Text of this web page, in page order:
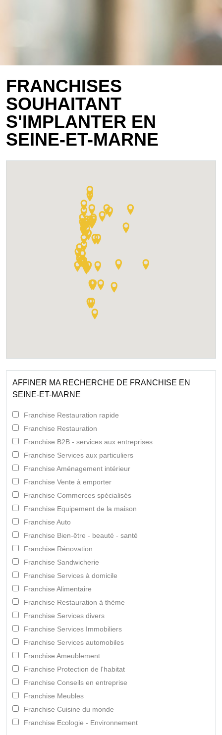
FRANCHISES
SOUHAITANT
S'IMPLANTER EN
SEINE-ET-MARNE
AFFINER MA RECHERCHE DE FRANCHISE EN
SEINE-ET-MARNE
Franchise Restauration rapide
Franchise Restauration
Franchise B2B - services aux entreprises
Franchise Services aux particuliers
Franchise Aménagement intérieur
Franchise Vente à emporter
Franchise Commerces spécialisés
Franchise Equipement de la maison
Franchise Auto
Franchise Bien-être - beauté - santé
Franchise Rénovation
Franchise Sandwicherie
Franchise Services à domicile
Franchise Alimentaire
Franchise Restauration à thème
Franchise Services divers
Franchise Services Immobiliers
Franchise Services automobiles
Franchise Ameublement
Franchise Protection de l'habitat
Franchise Conseils en entreprise
Franchise Meubles
Franchise Cuisine du monde
Franchise Ecologie - Environnement